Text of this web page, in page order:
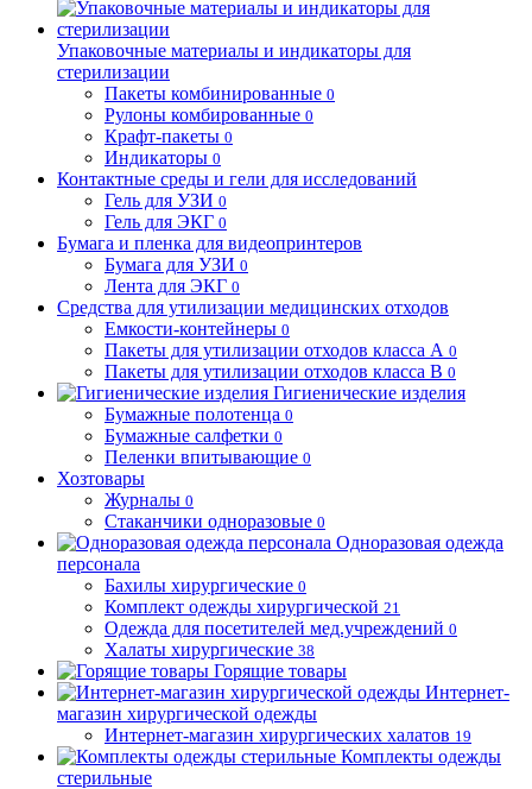
Упаковочные материалы и индикаторы для
стерилизации
Пакеты комбинированные 0
Рулоны комбированные 0
Крафт-пакеты 0
Индикаторы 0
Контактные среды и гели для исследований
Гель для УЗИ 0
Гель для ЭКГ 0
Бумага и пленка для видеопринтеров
Бумага для УЗИ 0
Лента для ЭКГ 0
Средства для утилизации медицинских отходов
Емкости-контейнеры 0
Пакеты для утилизации отходов класса А 0
Пакеты для утилизации отходов класса В 0
Гигиенические изделия
Бумажные полотенца 0
Бумажные салфетки 0
Пеленки впитывающие 0
Хозтовары
Журналы 0
Стаканчики одноразовые 0
Одноразовая одежда
персонала
Бахилы хирургические 0
Комплект одежды хирургической 21
Одежда для посетителей мед.учреждений 0
Халаты хирургические 38
Горящие товары
Интернет-
магазин хирургической одежды
Интернет-магазин хирургических халатов 19
Комплекты одежды
стерильные